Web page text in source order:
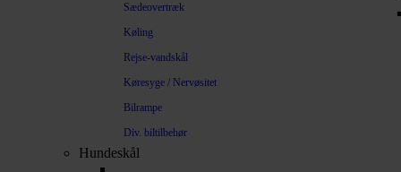
Sædeovertræk
Køling
Rejse-vandskål
Køresyge / Nervøsitet
Bilrampe
Div. biltilbehør
Hundeskål